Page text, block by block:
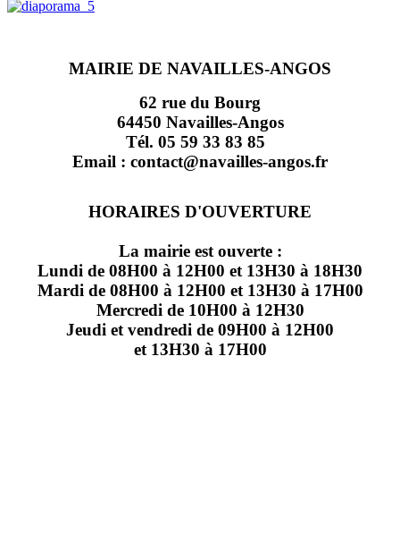
MAIRIE DE NAVAILLES-ANGOS
62 rue du Bourg
64450 Navailles-Angos
Tél. 05 59 33 83 85
Email : contact@navailles-angos.fr
HORAIRES D'OUVERTURE
La mairie est ouverte :
Lundi de 08H00 à 12H00 et 13H30 à 18H30
Mardi de 08H00 à 12H00 et 13H30 à 17H00
Mercredi de 10H00 à 12H30
Jeudi et vendredi de 09H00 à 12H00
et 13H30 à 17H00